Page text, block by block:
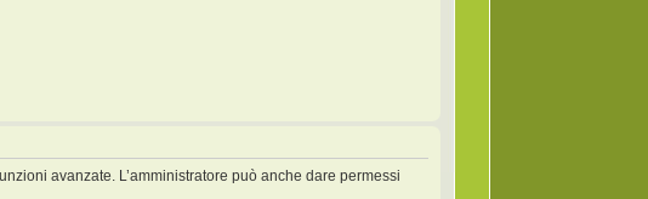
avanzate. L’amministratore può anche dare permessi